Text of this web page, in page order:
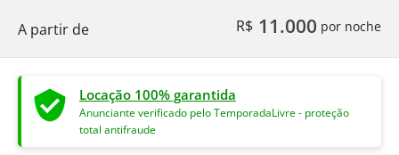
A partir de R$ 11.000 por noche
Locação 100% garantida
Anunciante verificado pelo TemporadaLivre - proteção
total antifraude